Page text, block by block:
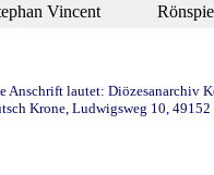
Vincent
lautet: Diözesanarchiv
Krone, Ludwigsweg 10,